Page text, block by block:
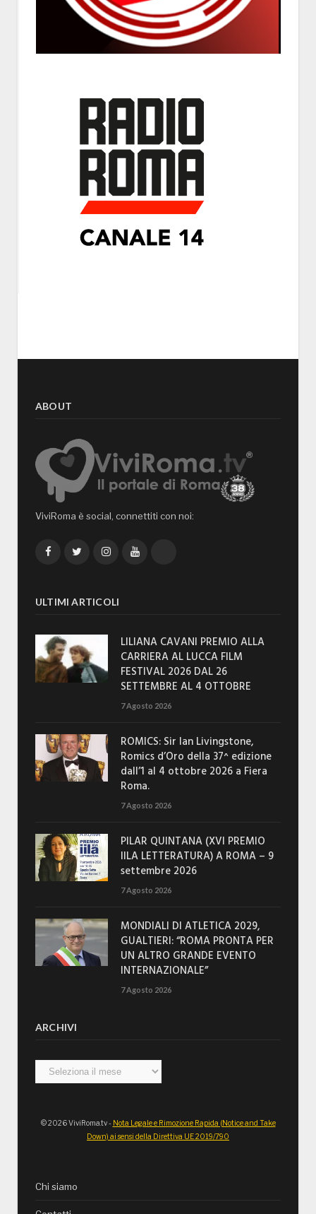
ABOUT
ViviRoma è social, connettiti con noi:
FacebookTwitterInstagramYouTube
ULTIMI ARTICOLI
LILIANA CAVANI PREMIO ALLA
CARRIERA AL LUCCA FILM
FESTIVAL 2026 DAL 26
SETTEMBRE AL 4 OTTOBRE
7 Agosto 2026
ROMICS: Sir Ian Livingstone,
Romics d’Oro della 37^ edizione
dall’1 al 4 ottobre 2026 a Fiera
Roma.
7 Agosto 2026
PILAR QUINTANA (XVI PREMIO
IILA LETTERATURA) A ROMA – 9
settembre 2026
7 Agosto 2026
MONDIALI DI ATLETICA 2029,
GUALTIERI: “ROMA PRONTA PER
UN ALTRO GRANDE EVENTO
INTERNAZIONALE”
7 Agosto 2026
ARCHIVI
Archivi
© 2026 ViviRoma.tv - Nota Legale e Rimozione Rapida (Notice and Take
Down) ai sensi della Direttiva UE 2019/790
Chi siamo